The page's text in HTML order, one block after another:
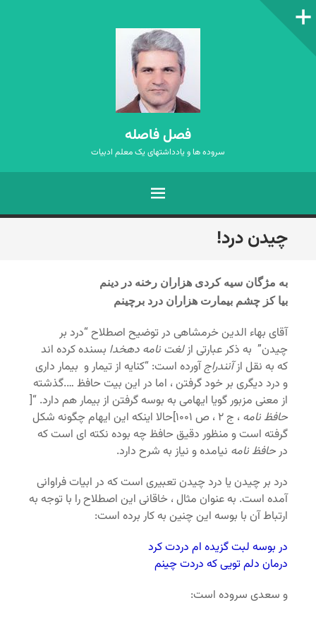
ستون‌کناری
فصل فاصله
سروده ها و یادداشتهای یک معلم ادبیات
فهرست
رفتن
به
چیدن درد!
به مژگان سیه کردی هزاران رخنه در دینم
بیا کز چشم بیمارت هزاران درد برچینم
آقای بهاء الدین خرمشاهی در توضیح اصطلاح “درد بر
چیدن” به ذکر عبارتی ازلغت نامه دهخدا بسنده کرده اند
که به نقل ازآنندراجآورده است: “کنایه از تیمار و بیمار داری
و درد دیگری بر خود گرفتن ، اما در این بیت حافظ ….گذشته
از معنی مزبور گویا ایهامی به بوسه گرفتن از بیمار هم دارد. “[
حافظ نامه
، ج ۲ ، ص ۱۰۰۱]حالا اینکه این ایهام چگونه شکل
گرفته است و منظور دقیق حافظ چه بوده نکته ای است که
درحافظ نامه نیامده و نیاز به شرح دارد.
درد بر چیدن یا درد چیدن تعبیری است که در ابیات فراوانی
آمده است. به عنوان مثال ، خاقانی این اصطلاح را با توجه به
ارتباط آن با بوسه این چنین به کار برده است:
در بوسه لبت گزیده ام دردت کرد
درمان دلم تویی که دردت چینم
و سعدی سروده است: